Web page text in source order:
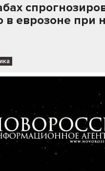
еврозоне при